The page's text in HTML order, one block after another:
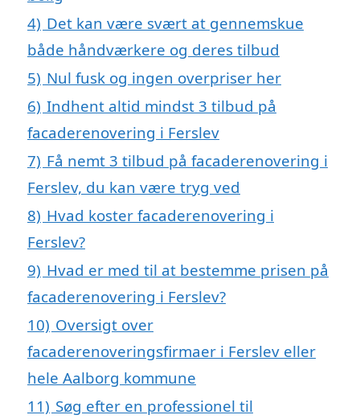
4) Det kan være svært at gennemskue
både håndværkere og deres tilbud
5) Nul fusk og ingen overpriser her
6) Indhent altid mindst 3 tilbud på
facaderenovering i Ferslev
7) Få nemt 3 tilbud på facaderenovering i
Ferslev, du kan være tryg ved
8) Hvad koster facaderenovering i
Ferslev?
9) Hvad er med til at bestemme prisen på
facaderenovering i Ferslev?
10) Oversigt over
facaderenoveringsfirmaer i Ferslev eller
hele Aalborg kommune
11) Søg efter en professionel til